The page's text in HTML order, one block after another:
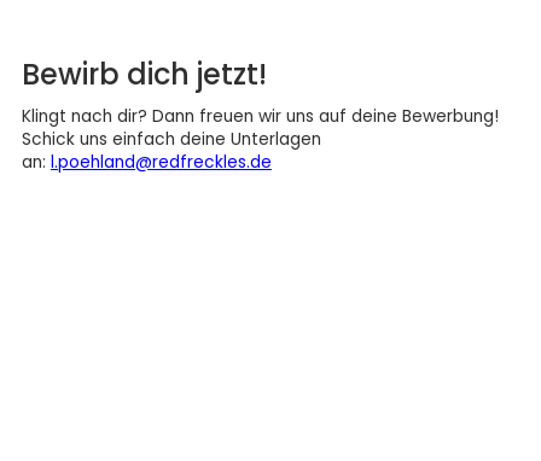
Bewirb dich jetzt!
Klingt nach dir? Dann freuen wir uns auf deine Bewerbung!
Schick uns einfach deine Unterlagen
an: l.poehland@redfreckles.de